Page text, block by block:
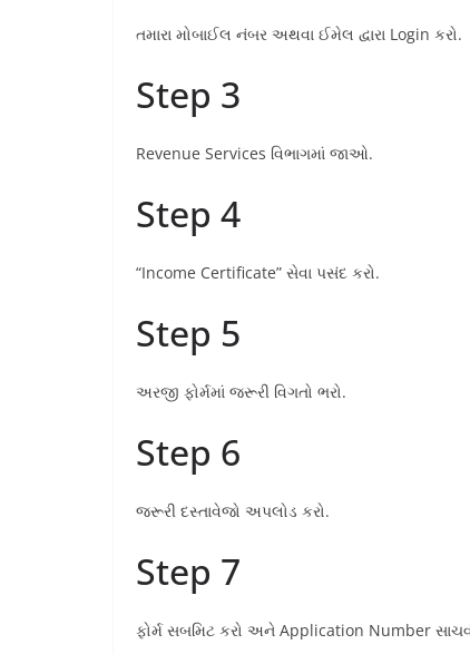
તમારા મોબાઈલ નંબર અથવા ઈમેલ દ્વારા Login કરો.
Step 3
Revenue Services વિભાગમાં જાઓ.
Step 4
“Income Certificate” સેવા પસંદ કરો.
Step 5
અરજી ફોર્મમાં જરૂરી વિગતો ભરો.
Step 6
જરૂરી દસ્તાવેજો અપલોડ કરો.
Step 7
ફોર્મ સબમિટ કરો અને Application Number